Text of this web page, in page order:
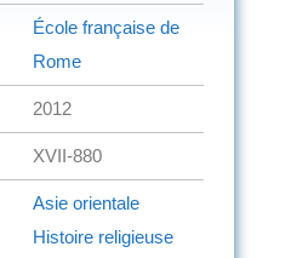
École française de
Rome
2012
XVII-880
Asie orientale
Histoire religieuse